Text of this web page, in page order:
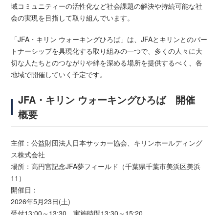
域コミュニティーの活性化など社会課題の解決や持続可能な社
会の実現を目指して取り組んでいます。
「JFA・キリン ウォーキングひろば」は、JFAとキリンとのパー
トナーシップを具現化する取り組みの一つで、多くの人々に大
切な人たちとのつながりや絆を深める場所を提供するべく、各
地域で開催していく予定です。
JFA・キリン ウォーキングひろば 開催
概要
主催：公益財団法人日本サッカー協会、キリンホールディング
ス株式会社
場所：高円宮記念JFA夢フィールド（千葉県千葉市美浜区美浜
11）
開催日：
2026年5月23日(土)